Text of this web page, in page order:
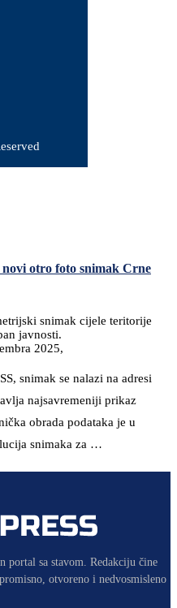
otro foto snimak Crne
snimak cijele teritorije
javnosti.
2025,
snimak se nalazi na adresi
najsavremeniji prikaz
obrada podataka je u
snimaka za …
portal sa stavom. Redakciju čine
otvoreno i nedvosmisleno